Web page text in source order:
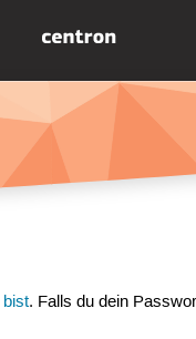
bist. Falls du dein